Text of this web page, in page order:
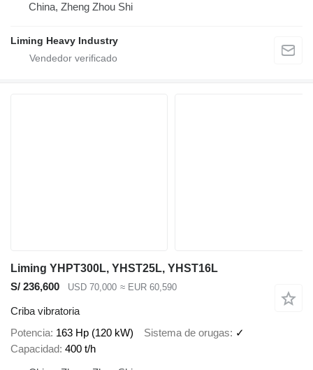
China, Zheng Zhou Shi
Liming Heavy Industry
Liming YHPT300L, YHST25L, YHST16L
S/ 236,600
USD 70,000 ≈ EUR 60,590
Criba vibratoria
Potencia 163 Hp (120 kW) Sistema de orugas
✓
Capacidad 400 t/h